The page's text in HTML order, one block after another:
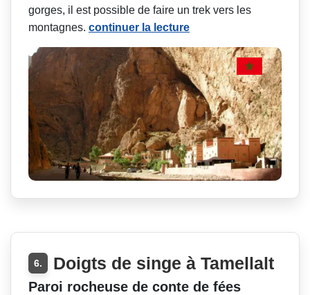
gorges, il est possible de faire un trek vers les
montagnes. continuer la lecture
6. Doigts de singe à Tamellalt
Paroi rocheuse de conte de fées